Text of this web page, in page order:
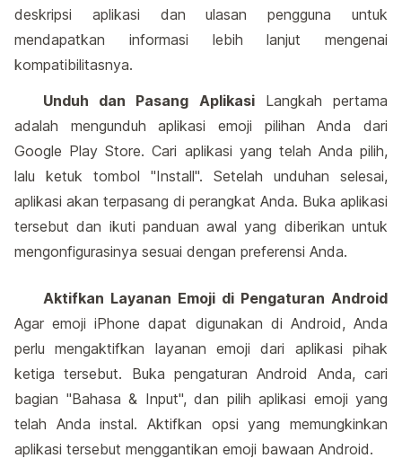
deskripsi aplikasi dan ulasan pengguna untuk
mendapatkan informasi lebih lanjut mengenai
kompatibilitasnya.
Unduh dan Pasang AplikasiLangkah pertama
adalah mengunduh aplikasi emoji pilihan Anda dari
Google Play Store. Cari aplikasi yang telah Anda pilih,
lalu ketuk tombol "Install". Setelah unduhan selesai,
aplikasi akan terpasang di perangkat Anda. Buka aplikasi
tersebut dan ikuti panduan awal yang diberikan untuk
mengonfigurasinya sesuai dengan preferensi Anda.
Aktifkan Layanan Emoji di Pengaturan Android
Agar emoji iPhone dapat digunakan di Android, Anda
perlu mengaktifkan layanan emoji dari aplikasi pihak
ketiga tersebut. Buka pengaturan Android Anda, cari
bagian "Bahasa & Input", dan pilih aplikasi emoji yang
telah Anda instal. Aktifkan opsi yang memungkinkan
aplikasi tersebut menggantikan emoji bawaan Android.